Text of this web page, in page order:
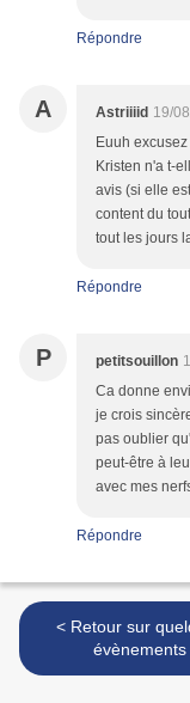
Répondre
A Astriiiid 19/
Euuh
Kristen n'a t-
avis (si elle
content du
tout les jours
Répondre
P petitsouillon
Ca donne
je crois
pas oublier
peut-être à
avec mes
Répondre
< Retour sur quelques
évènements